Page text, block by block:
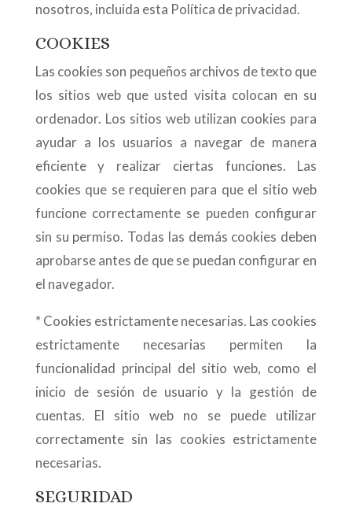
nosotros, incluida esta Política de privacidad.
COOKIES
Las cookies son pequeños archivos de texto que
los sitios web que usted visita colocan en su
ordenador. Los sitios web utilizan cookies para
ayudar a los usuarios a navegar de manera
eficiente y realizar ciertas funciones. Las
cookies que se requieren para que el sitio web
funcione correctamente se pueden configurar
sin su permiso. Todas las demás cookies deben
aprobarse antes de que se puedan configurar en
el navegador.
* Cookies estrictamente necesarias. Las cookies
estrictamente necesarias permiten la
funcionalidad principal del sitio web, como el
inicio de sesión de usuario y la gestión de
cuentas. El sitio web no se puede utilizar
correctamente sin las cookies estrictamente
necesarias.
SEGURIDAD